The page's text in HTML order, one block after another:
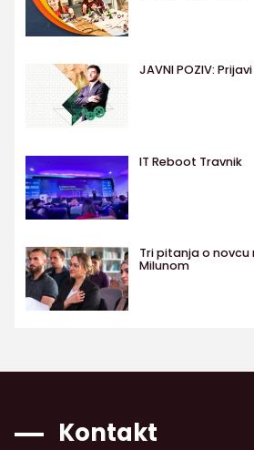
JAVNI POZIV:
IT Reboot Travnik
Tri pitanja o novcu
Milunom
Kontakt